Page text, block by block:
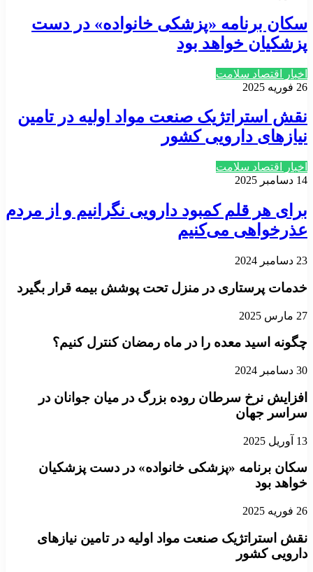
سکان برنامه «پزشکی خانواده» در دست
پزشکیان خواهد بود
اخبار اقتصاد سلامت
26 فوریه 2025
نقش استراتژیک صنعت مواد اولیه در تامین
نیازهای دارویی کشور
اخبار اقتصاد سلامت
14 دسامبر 2025
برای هر قلم کمبود دارویی نگرانیم و از مردم
عذرخواهی می‌کنیم
23 دسامبر 2024
خدمات پرستاری در منزل تحت پوشش بیمه قرار بگیرد
27 مارس 2025
چگونه اسید معده را در ماه رمضان کنترل کنیم؟
30 دسامبر 2024
افزایش نرخ سرطان روده بزرگ در میان جوانان در
سراسر جهان
13 آوریل 2025
سکان برنامه «پزشکی خانواده» در دست پزشکیان
خواهد بود
26 فوریه 2025
نقش استراتژیک صنعت مواد اولیه در تامین نیازهای
دارویی کشور